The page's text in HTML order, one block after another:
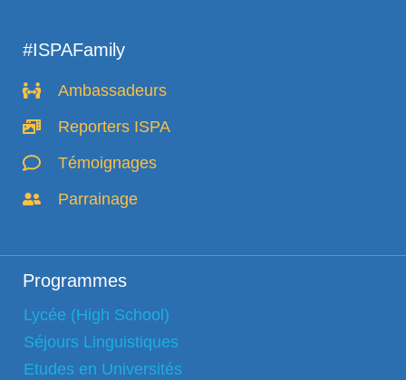
#ISPAFamily
Ambassadeurs
Reporters ISPA
Témoignages
Parrainage
Programmes
Lycée (High School)
Séjours Linguistiques
Etudes en Universités